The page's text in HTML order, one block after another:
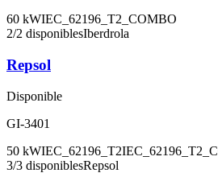
60 kWIEC_62196_T2_COMBO
2/2 disponiblesIberdrola
Repsol
Disponible
GI-3401
50 kWIEC_62196_T2
3/3 disponiblesRepsol